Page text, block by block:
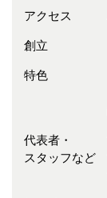
アクセス
創立
特色
代表者・
スタッフなど